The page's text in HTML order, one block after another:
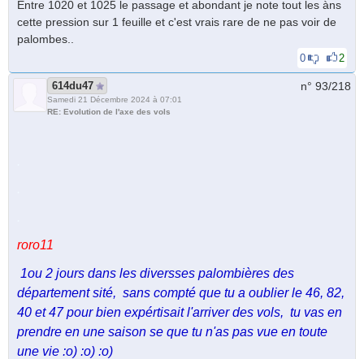
Entre 1020 et 1025 le passage et abondant je note tout les àns
cette pression sur 1 feuille et c'est vrais rare de ne pas voir de
palombes..
0 2
614du47
Samedi 21 Décembre 2024 à 07:01
RE: Evolution de l'axe des vols
n° 93/218
roro11
1ou 2 jours dans les diversses palombières des
département sité, sans compté que tu a oublier le 46, 82,
40 et 47 pour bien expértisait l'arriver des vols, tu vas en
prendre en une saison se que tu n'as pas vue en toute
une vie :o) :o) :o)